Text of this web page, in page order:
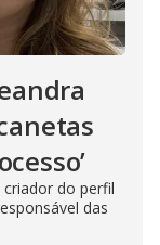
do perfil
das